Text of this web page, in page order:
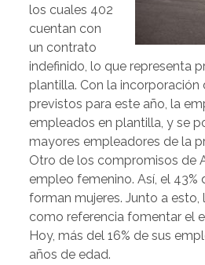
los cuales 402
cuentan con
un contrato
indefinido, lo que representa
plantilla. Con la
previstos para este año, la
empleados en plantilla, y se
mayores empleadores de la
Otro de los compromisos de
empleo femenino. Así, el
forman mujeres. Junto a
como referencia fomentar el
Hoy, más del 16% de sus
años de edad.